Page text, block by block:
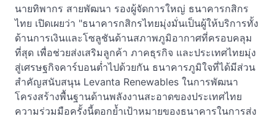
นายทิพากร สายพัฒนา รองผู้จัดการใหญ่ ธนาคารกสิกร
ไทย เปิดเผยว่า "ธนาคารกสิกรไทยมุ่งมั่นเป็นผู้ให้บริการทั้ง
ด้านการเงินและโซลูชันด้านสภาพภูมิอากาศที่ครอบคลุม
ที่สุด เพื่อช่วยส่งเสริมลูกค้า ภาคธุรกิจ และประเทศไทยมุ่ง
สู่เศรษฐกิจคาร์บอนต่ำไปด้วยกัน ธนาคารภูมิใจที่ได้มีส่วน
สำคัญสนับสนุน Levanta Renewables ในการพัฒนา
โครงสร้างพื้นฐานด้านพลังงานสะอาดของประเทศไทย
ความร่วมมือครั้งนี้ตอกย้ำเป้าหมายของธนาคารในการส่ง